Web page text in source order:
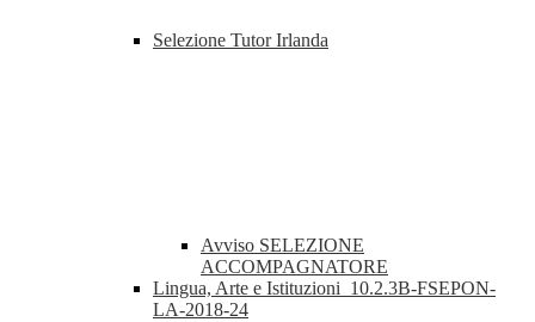
Selezione Tutor Irlanda
Avviso SELEZIONE
ACCOMPAGNATORE
Lingua, Arte e Istituzioni_10.2.3B-FSEPON-
LA-2018-24